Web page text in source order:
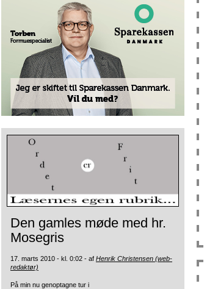
Den gamles møde med hr.
Mosegris
17. marts 2010 - kl. 0:02 - af Henrik Christensen (web-
redaktør)
På min nu genoptagne tur i